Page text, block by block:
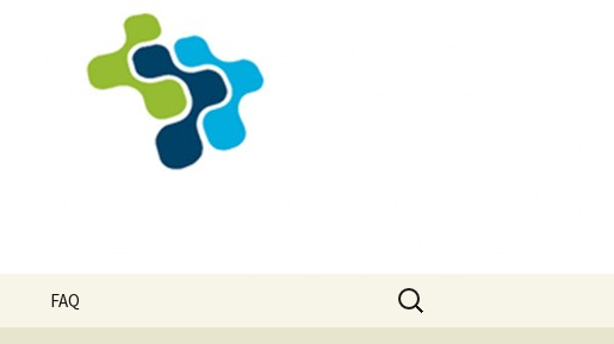
FAQ
Rechercher :